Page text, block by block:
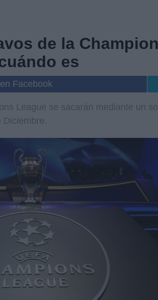
de la
es
Facebook
League se sacarán mediante un
Diciembre.